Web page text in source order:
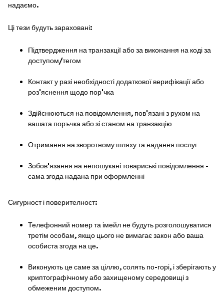
надаємо.
Ці тези будуть зараховані:
Підтвердження на транзакції або за виконання на коді за
доступом/тегом
Контакт у разі необхідності додаткової верифікації або
роз'яснення щодо пор'чка
Здійснюються на повідомлення, пов'язані з рухом на
вашата поръчка або зі станом на транзакцію
Отримання на зворотному шляху та надання послуг
Зобов'язання на непошукані товариські повідомлення -
сама згода надана при оформленні
Сигурност і поверителност:
Телефонний номер та імейл не будуть розголошуватися
третім особам, якщо цього не вимагає закон або ваша
особиста згода на це.
Виконують це саме за ціллю, солять по-горі, і зберігають у
криптографічному або захищеному середовищі з
обмеженим доступом.